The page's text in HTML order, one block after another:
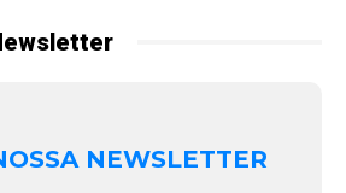
NEWSLETTER